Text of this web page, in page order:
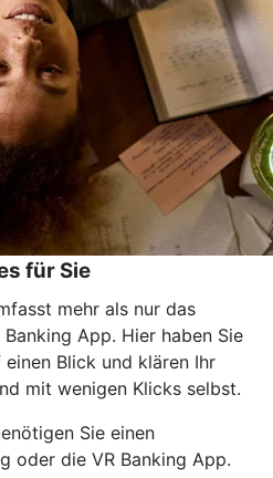
für Sie
mehr als nur das
App. Hier haben Sie
Blick und klären Ihr
mit wenigen Klicks selbst.
Sie einen
oder die VR Banking App.